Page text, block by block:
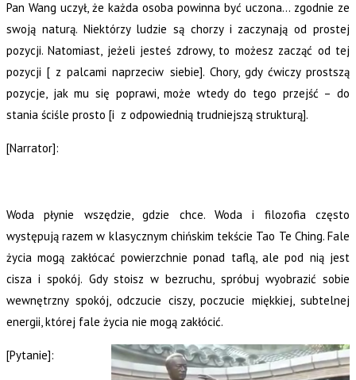
Pan Wang uczył, że każda osoba powinna być uczona… zgodnie ze
swoją naturą. Niektórzy ludzie są chorzy i zaczynają od prostej
pozycji. Natomiast, jeżeli jesteś zdrowy, to możesz zacząć od tej
pozycji [ z palcami naprzeciw siebie]. Chory, gdy ćwiczy prostszą
pozycje, jak mu się poprawi, może wtedy do tego przejść – do
stania ściśle prosto [i z odpowiednią trudniejszą strukturą].
[Narrator]:
Woda płynie wszędzie, gdzie chce. Woda i filozofia często
występują razem w klasycznym chińskim tekście Tao Te Ching. Fale
życia mogą zakłócać powierzchnie ponad taflą, ale pod nią jest
cisza i spokój. Gdy stoisz w bezruchu, spróbuj wyobrazić sobie
wewnętrzny spokój, odczucie ciszy, poczucie miękkiej, subtelnej
energii, której fale życia nie mogą zakłócić.
[Pytanie]: